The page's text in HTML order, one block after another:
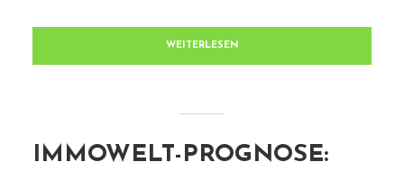
WEITERLESEN
IMMOWELT-PROGNOSE: